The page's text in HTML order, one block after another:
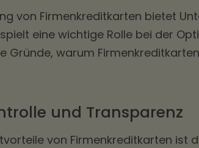
von Firmenkreditkarten bietet
eine wichtige Rolle bei der
Gründe, warum
und Transparenz
von Firmenkreditkarten ist